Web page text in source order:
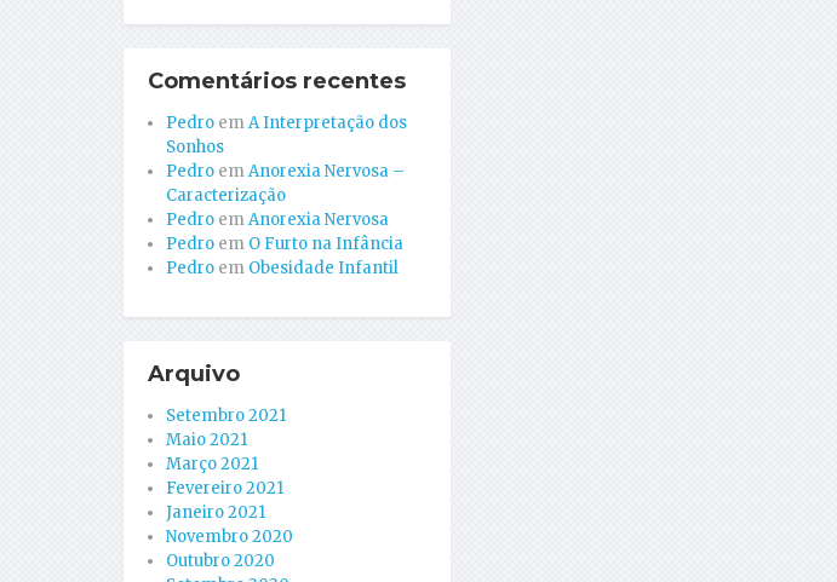
Comentários recentes
Pedro emA Interpretação dos
Sonhos
Pedro emAnorexia Nervosa –
Caracterização
Pedro emAnorexia Nervosa
Pedro em O Furto na Infância
Pedro em Obesidade Infantil
Arquivo
Setembro 2021
Maio 2021
Março 2021
Fevereiro 2021
Janeiro 2021
Novembro 2020
Outubro 2020